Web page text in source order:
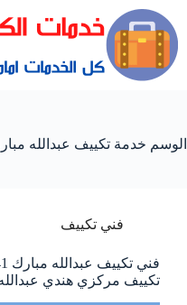
الوسم خدمة تكييف عبدالله
فني تكييف
تكييف مركزي هندي